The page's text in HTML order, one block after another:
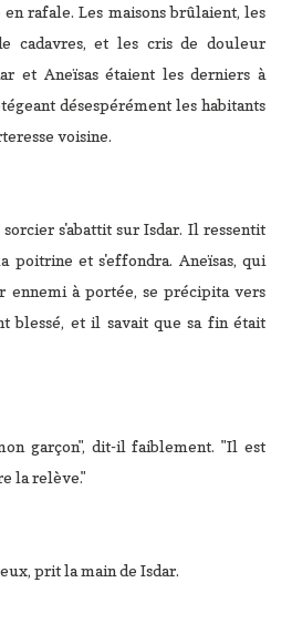
rafale. Les maisons brûlaient, les
cadavres, et les cris de douleur
et Aneïsas étaient les derniers à
désespérément les habitants
voisine.
s'abattit sur Isdar. Il ressentit
poitrine et s'effondra. Aneïsas, qui
ennemi à portée, se précipita vers
blessé, et il savait que sa fin était
garçon", dit-il faiblement. "Il est
la relève."
prit la main de Isdar.